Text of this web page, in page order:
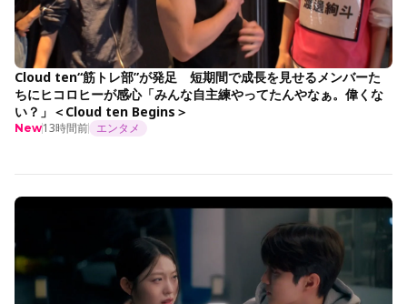
Cloud ten“筋トレ部”が発足 短期間で成長を見せるメンバーた
ちにヒコロヒーが感心「みんな自主練やってたんやなぁ。偉くな
い？」＜Cloud ten Begins＞
New13時間前 エンタメ